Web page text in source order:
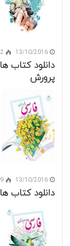
13/10/2016
دانلود کتاب
پرورش
13/10/2016
دانلود کتاب